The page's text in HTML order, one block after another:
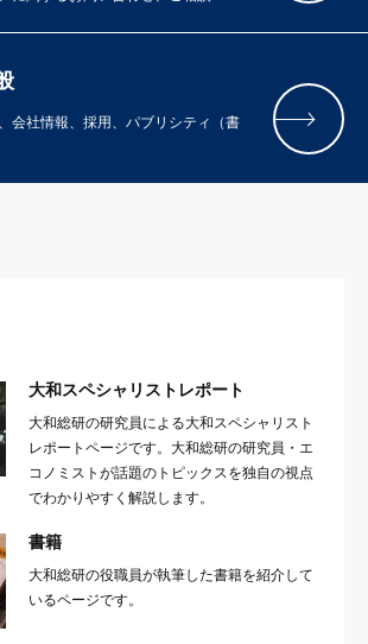
会社情報、採用、パブリシティ（書
大和スペシャリストレポート
大和総研の研究員による大和スペシャリスト
レポートページです。大和総研の研究員・エ
コノミストが話題のトピックスを独自の視点
でわかりやすく解説します。
書籍
大和総研の役職員が執筆した書籍を紹介して
いるページです。